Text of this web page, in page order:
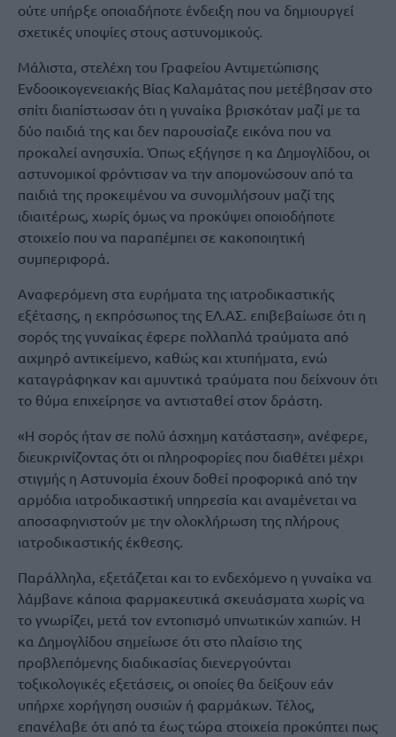
ούτε υπήρξε οποιαδήποτε ένδειξη που να δημιουργεί
σχετικές υποψίες στους αστυνομικούς.
Μάλιστα, στελέχη του Γραφείου Αντιμετώπισης
Ενδοοικογενειακής Βίας Καλαμάτας που μετέβησαν στο
σπίτι διαπίστωσαν ότι η γυναίκα βρισκόταν μαζί με τα
δύο παιδιά της και δεν παρουσίαζε εικόνα που να
προκαλεί ανησυχία. Όπως εξήγησε η κα Δημογλίδου, οι
αστυνομικοί φρόντισαν να την απομονώσουν από τα
παιδιά της προκειμένου να συνομιλήσουν μαζί της
ιδιαιτέρως, χωρίς όμως να προκύψει οποιοδήποτε
στοιχείο που να παραπέμπει σε κακοποιητική
συμπεριφορά.
Αναφερόμενη στα ευρήματα της ιατροδικαστικής
εξέτασης, η εκπρόσωπος της ΕΛ.ΑΣ. επιβεβαίωσε ότι η
σορός της γυναίκας έφερε πολλαπλά τραύματα από
αιχμηρό αντικείμενο, καθώς και χτυπήματα, ενώ
καταγράφηκαν και αμυντικά τραύματα που δείχνουν ότι
το θύμα επιχείρησε να αντισταθεί στον δράστη.
«Η σορός ήταν σε πολύ άσχημη κατάσταση», ανέφερε,
διευκρινίζοντας ότι οι πληροφορίες που διαθέτει μέχρι
στιγμής η Αστυνομία έχουν δοθεί προφορικά από την
αρμόδια ιατροδικαστική υπηρεσία και αναμένεται να
αποσαφηνιστούν με την ολοκλήρωση της πλήρους
ιατροδικαστικής έκθεσης.
Παράλληλα, εξετάζεται και το ενδεχόμενο η γυναίκα να
λάμβανε κάποια φαρμακευτικά σκευάσματα χωρίς να
το γνωρίζει, μετά τον εντοπισμό υπνωτικών χαπιών. Η
κα Δημογλίδου σημείωσε ότι στο πλαίσιο της
προβλεπόμενης διαδικασίας διενεργούνται
τοξικολογικές εξετάσεις, οι οποίες θα δείξουν εάν
υπήρχε χορήγηση ουσιών ή φαρμάκων. Τέλος,
επανέλαβε ότι από τα έως τώρα στοιχεία προκύπτει πως